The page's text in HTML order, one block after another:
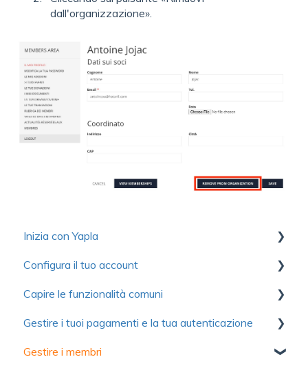
dall'organizzazione».
Inizia con Yapla
Raccolta di risorse utili per scoprire Yapla
Per iniziare
Ottimizzare l'utilizzo di Yapla
Informazioni su Yapla
Configura il tuo account
Primi passi
Account
Fatturazione
Capire le funzionalità comuni
Comunicazioni
Moduli
Gestire i tuoi pagamenti e la tua autenticazione
Autenticazione
Gestire i membri